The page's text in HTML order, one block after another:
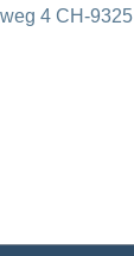
4 CH-